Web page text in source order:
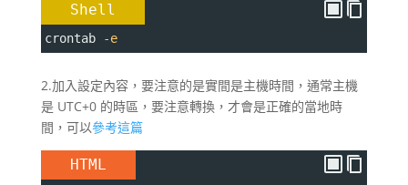
Shell
crontab -e
2.加入設定內容，要注意的是實間是主機時間，通常主機
是 UTC+0 的時區，要注意轉換，才會是正確的當地時
間，可以參考這篇
HTML